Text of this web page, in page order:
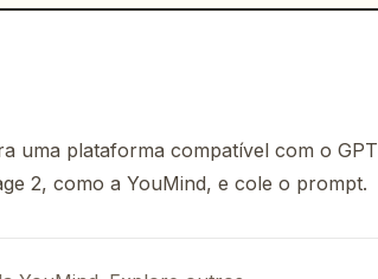
no canto superior
longo da borda inferior
a textura de plástico
holográficas. Nenhuma
uma plataforma compatível com o GPT
2, como a YouMind, e cole o prompt.